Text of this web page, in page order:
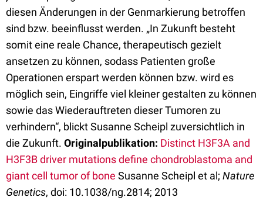
diesen Änderungen in der Genmarkierung betroffen
sind bzw. beeinflusst werden. „In Zukunft besteht
somit eine reale Chance, therapeutisch gezielt
ansetzen zu können, sodass Patienten große
Operationen erspart werden können bzw. wird es
möglich sein, Eingriffe viel kleiner gestalten zu können
sowie das Wiederauftreten dieser Tumoren zu
verhindern“, blickt Susanne Scheipl zuversichtlich in
die Zukunft. Originalpublikation: Distinct H3F3A and
H3F3B driver mutations define chondroblastoma and
giant cell tumor of bone Susanne Scheipl et al; Nature
Genetics, doi: 10.1038/ng.2814; 2013